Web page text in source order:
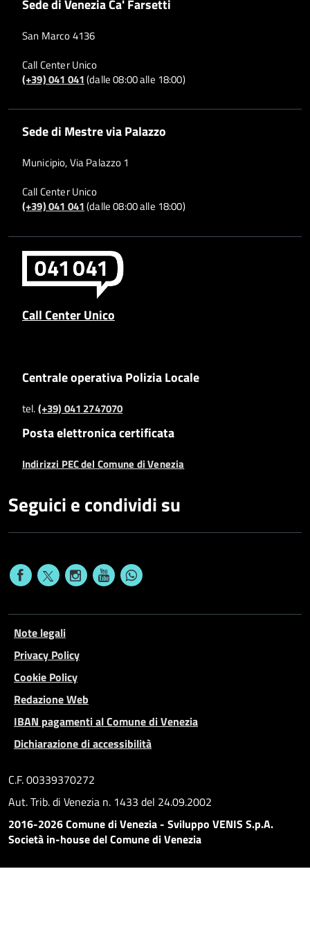
Sede di Venezia Ca' Farsetti
San Marco 4136
Call Center Unico
(+39) 041 041(dalle 08:00 alle 18:00)
Sede di Mestre via Palazzo
Municipio, Via Palazzo 1
Call Center Unico
(+39) 041 041(dalle 08:00 alle 18:00)
Call Center Unico
Centrale operativa Polizia Locale
tel.(+39) 041 2747070
Posta elettronica certificata
Indirizzi PEC del Comune di Venezia
Seguici e condividi su
Note legali
Privacy Policy
Cookie Policy
Redazione Web
IBAN pagamenti al Comune di Venezia
Dichiarazione di accessibilità
C.F. 00339370272
Aut. Trib. di Venezia n. 1433 del 24.09.2002
2016-2026 Comune di Venezia - Sviluppo VENIS S.p.A.
Società in-house del Comune di Venezia